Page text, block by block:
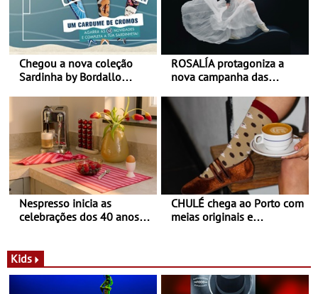
Chegou a nova coleção
Sardinha by Bordallo
ROSALÍA protagoniza a
nova campanha das
Balance
Nespresso inicia as
celebrações dos 40 anos
Novas - Edição limitada
Nespresso x Torres Novas
CHULÉ chega ao Porto com
meias originais e
Shopping
Kids